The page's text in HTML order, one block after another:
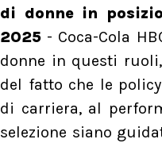
di donne in
2025 - Coca-Cola
donne in questi
del fatto che le
di carriera, al
selezione siano